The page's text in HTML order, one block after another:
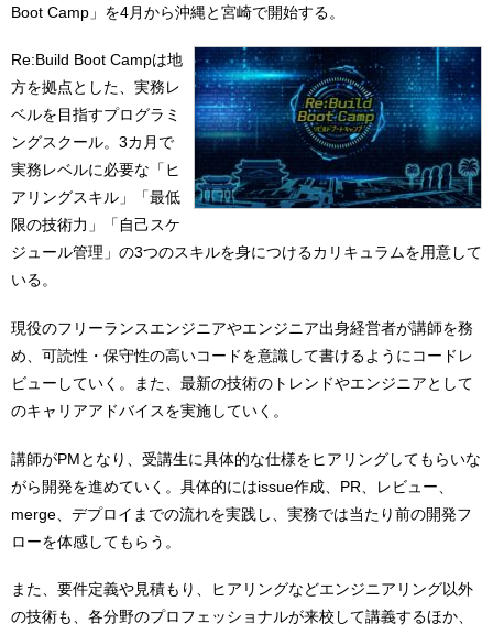
Boot Camp」を4月から沖縄と宮崎で開始する。
Re:Build Boot Campは地
方を拠点とした、実務レ
ベルを目指すプログラミ
ングスクール。3カ月で
実務レベルに必要な「ヒ
アリングスキル」「最低
限の技術力」「自己スケ
ジュール管理」の3つのスキルを身につけるカリキュラムを用意して
いる。
現役のフリーランスエンジニアやエンジニア出身経営者が講師を務
め、可読性・保守性の高いコードを意識して書けるようにコードレ
ビューしていく。また、最新の技術のトレンドやエンジニアとして
のキャリアアドバイスを実施していく。
講師がPMとなり、受講生に具体的な仕様をヒアリングしてもらいな
がら開発を進めていく。具体的にはissue作成、PR、レビュー、
merge、デプロイまでの流れを実践し、実務では当たり前の開発フ
ローを体感してもらう。
また、要件定義や見積もり、ヒアリングなどエンジニアリング以外
の技術も、各分野のプロフェッショナルが来校して講義するほか、